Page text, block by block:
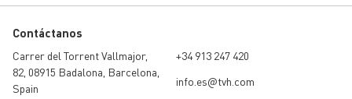
Contáctanos
Carrer del Torrent Vallmajor,
82, 08915 Badalona, Barcelona,
Spain
+34 913 247 420
info.es@tvh.com